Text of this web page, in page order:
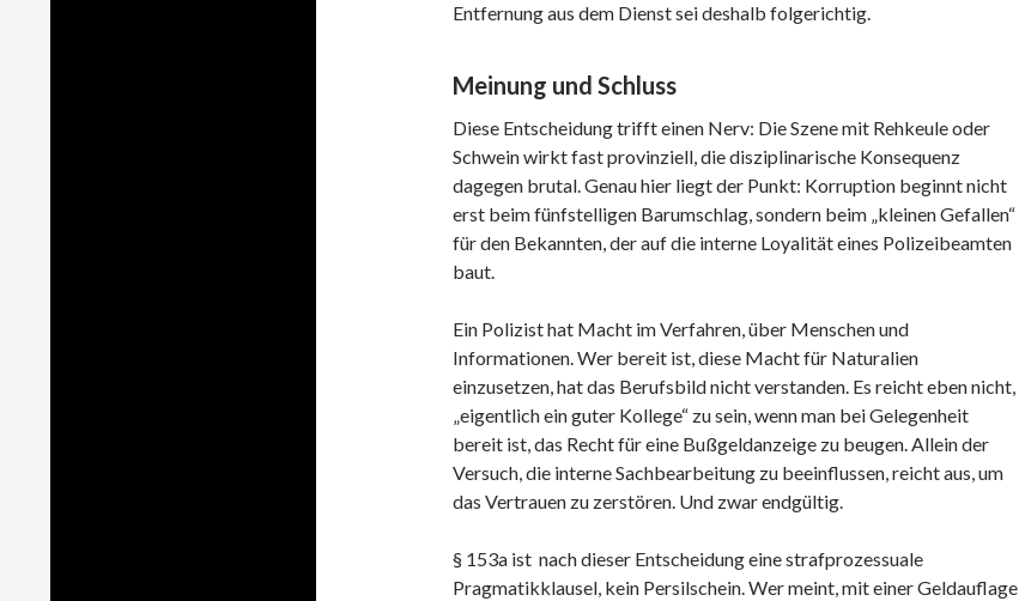
Entfernung aus dem Dienst sei deshalb folgerichtig.
Meinung und Schluss
Diese Entscheidung trifft einen Nerv: Die Szene mit Rehkeule oder
Schwein wirkt fast provinziell, die disziplinarische Konsequenz
dagegen brutal. Genau hier liegt der Punkt: Korruption beginnt nicht
erst beim fünfstelligen Barumschlag, sondern beim „kleinen Gefallen“
für den Bekannten, der auf die interne Loyalität eines Polizeibeamten
baut.
Ein Polizist hat Macht im Verfahren, über Menschen und
Informationen. Wer bereit ist, diese Macht für Naturalien
einzusetzen, hat das Berufsbild nicht verstanden. Es reicht eben nicht,
„eigentlich ein guter Kollege“ zu sein, wenn man bei Gelegenheit
bereit ist, das Recht für eine Bußgeldanzeige zu beugen. Allein der
Versuch, die interne Sachbearbeitung zu beeinflussen, reicht aus, um
das Vertrauen zu zerstören. Und zwar endgültig.
§ 153a ist nach dieser Entscheidung eine strafprozessuale
Pragmatikklausel, kein Persilschein. Wer meint, mit einer Geldauflage